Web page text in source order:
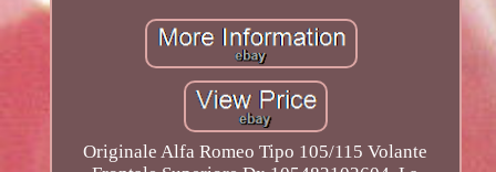
Originale Alfa Romeo Tipo 105/115 Volante